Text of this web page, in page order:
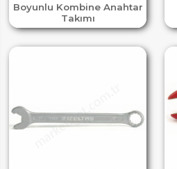
Boyunlu Kombine Anahtar
Takımı